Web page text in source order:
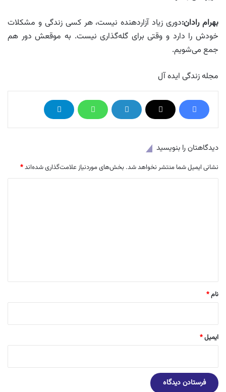
بهرام رادان:دورى زیاد آزاردهنده نیست، هر کسى زندگى و مشکلات
خودش را دارد و وقتى براى گله‌گذارى نیست. به موقعش دور هم
جمع می‌شویم.
مجله زندگی ایده آل
دیدگاهتان را بنویسید
نشانی ایمیل شما منتشر نخواهد شد. بخش‌های موردنیاز علامت‌گذاری شده‌اند*
نام*
ایمیل*